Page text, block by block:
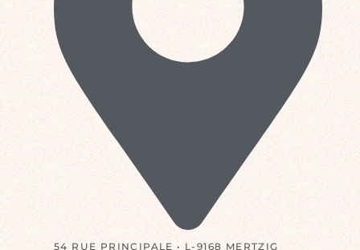
54 RUE PRINCIPALE • L-9168 MERTZIG